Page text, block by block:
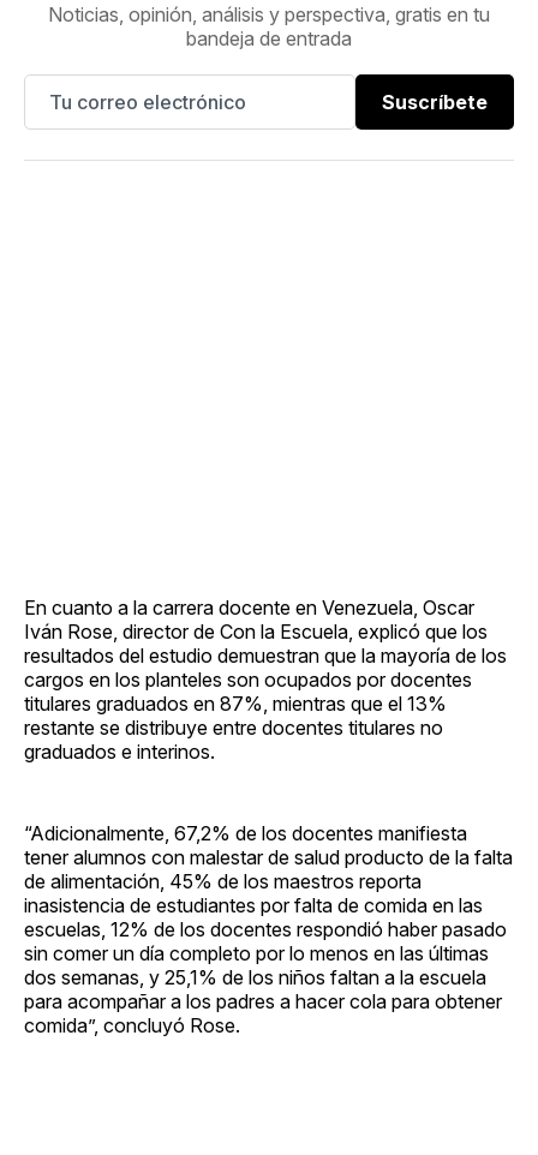
Noticias, opinión, análisis y perspectiva, gratis en tu
bandeja de entrada
Suscríbete
En cuanto a la carrera docente en Venezuela, Oscar
Iván Rose, director de Con la Escuela, explicó que los
resultados del estudio demuestran que la mayoría de los
cargos en los planteles son ocupados por docentes
titulares graduados en 87%, mientras que el 13%
restante se distribuye entre docentes titulares no
graduados e interinos.
“Adicionalmente, 67,2% de los docentes manifiesta
tener alumnos con malestar de salud producto de la falta
de alimentación, 45% de los maestros reporta
inasistencia de estudiantes por falta de comida en las
escuelas, 12% de los docentes respondió haber pasado
sin comer un día completo por lo menos en las últimas
dos semanas, y 25,1% de los niños faltan a la escuela
para acompañar a los padres a hacer cola para obtener
comida”, concluyó Rose.